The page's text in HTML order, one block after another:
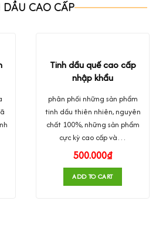
CAO CẤP
Tinh dầu quế cao cấp
nhập khẩu
phân phối những sản phẩm
tinh dầu thiên nhiên, nguyên
chất 100%, những sản phẩm
cực kỳ cao cấp và…
500.000₫
ADD TO CART